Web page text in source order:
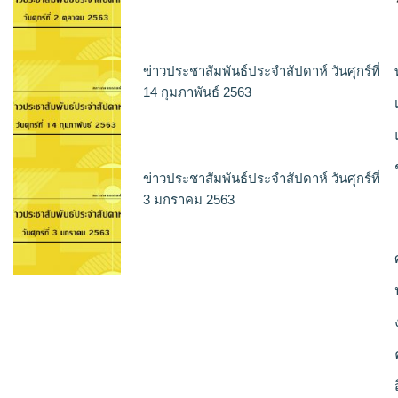
ข่าวประชาสัมพันธ์ประจำสัปดาห์ วันศุกร์ที่
14 กุมภาพันธ์ 2563
ข่าวประชาสัมพันธ์ประจำสัปดาห์ วันศุกร์ที่
3 มกราคม 2563